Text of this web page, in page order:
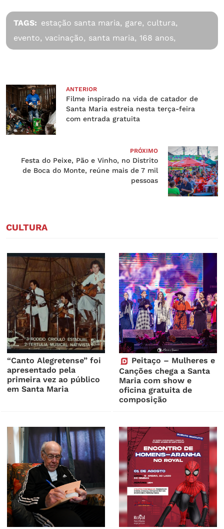
TAGS: estação santa maria, gare, cultura,
evento, vacinação, santa maria, 168 anos,
ANTERIOR
Filme inspirado na vida de catador de
Santa Maria estreia nesta terça-feira
com entrada gratuita
PRÓXIMO
Festa do Peixe, Pão e Vinho, no Distrito
de Boca do Monte, reúne mais de 7 mil
pessoas
CULTURA
“Canto Alegretense” foi
apresentado pela
primeira vez ao público
em Santa Maria
Peitaço – Mulheres e
Canções chega a Santa
Maria com show e
oficina gratuita de
composição